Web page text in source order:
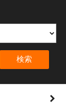
検索